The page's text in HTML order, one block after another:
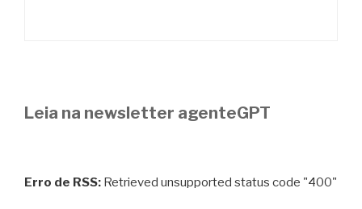
Leia na newsletter agenteGPT
Erro de RSS: Retrieved unsupported status code "400"